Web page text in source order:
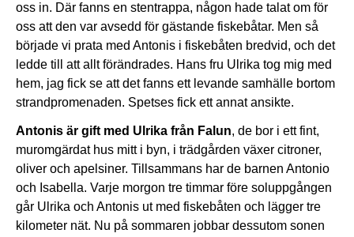
oss in. Där fanns en stentrappa, någon hade talat om för
oss att den var avsedd för gästande fiskebåtar. Men så
började vi prata med Antonis i fiskebåten bredvid, och det
ledde till att allt förändrades. Hans fru Ulrika tog mig med
hem, jag fick se att det fanns ett levande samhälle bortom
strandpromenaden. Spetses fick ett annat ansikte.
Antonis är gift med Ulrika från Falun, de bor i ett fint,
muromgärdat hus mitt i byn, i trädgården växer citroner,
oliver och apelsiner. Tillsammans har de barnen Antonio
och Isabella. Varje morgon tre timmar före soluppgången
går Ulrika och Antonis ut med fiskebåten och lägger tre
kilometer nät. Nu på sommaren jobbar dessutom sonen